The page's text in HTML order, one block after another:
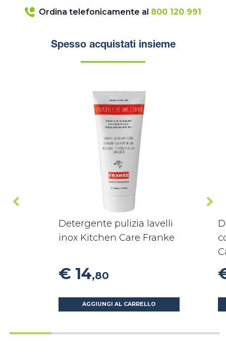
Ordina telefonicamente al 800 120 991
Spesso acquistati insieme
Detergente pulizia lavelli
inox Kitchen Care Franke
€ 14,80
AGGIUNGI AL CARRELLO